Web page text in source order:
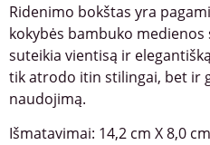
Ridenimo bokštas yra
kokybės bambuko
suteikia vientisą ir
tik atrodo itin stilingai, bet ir
naudojimą.
Išmatavimai: 14,2 cm X 8,0